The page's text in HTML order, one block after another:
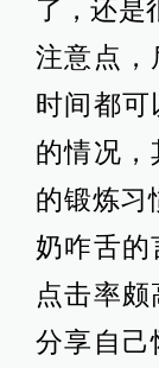
了，还是
注意点，
时间都
的情况，
的锻炼
奶咋舌的
点击率
分享自己